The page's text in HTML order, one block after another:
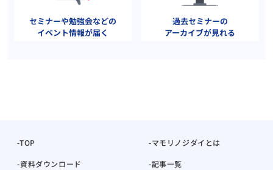
セミナーや勉強会などの
イベント情報が届く
過去セミナーの
アーカイブが見れる
TOP マモリノジダイとは
資料ダウンロード 記事一覧